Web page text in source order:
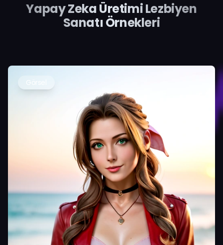
Yapay Zeka Üretimi Lezbiyen
Sanatı Örnekleri
Görsel